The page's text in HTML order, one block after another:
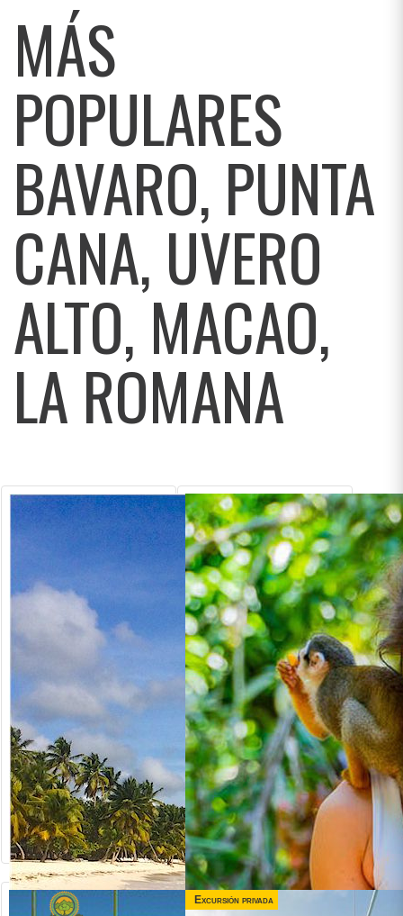
MÁS
POPULARES
BAVARO, PUNTA
CANA, UVERO
ALTO, MACAO,
LA ROMANA
Excursión privada